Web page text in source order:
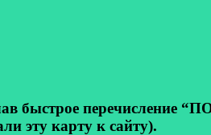
перечисление
эту карту к сайту).